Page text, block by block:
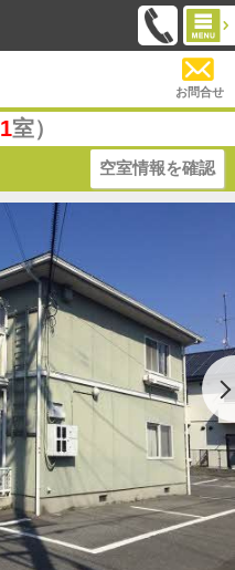
お問合せ
1室）
空室情報を確認